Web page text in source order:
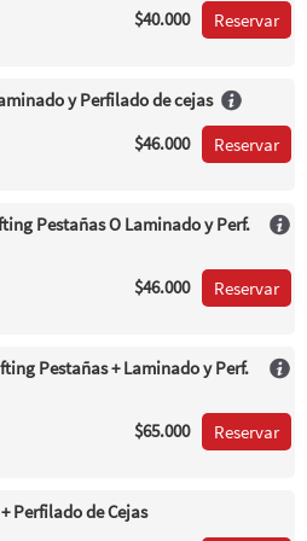
$40.000 Reservar
y Perfilado de cejas
$46.000
Reservar
Pestañas O Laminado y Perf.
$46.000
Reservar
Pestañas + Laminado y Perf.
$65.000
Reservar
Perfilado de Cejas